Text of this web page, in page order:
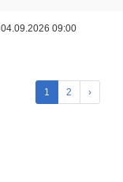
04.09.2026 09:00
1 2 ›